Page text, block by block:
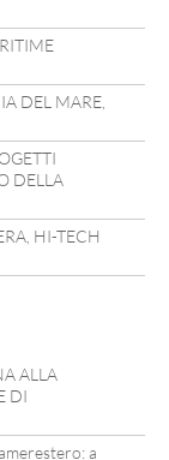
DEL MARE,
DELLA
HI-TECH
ALLA
DI
a